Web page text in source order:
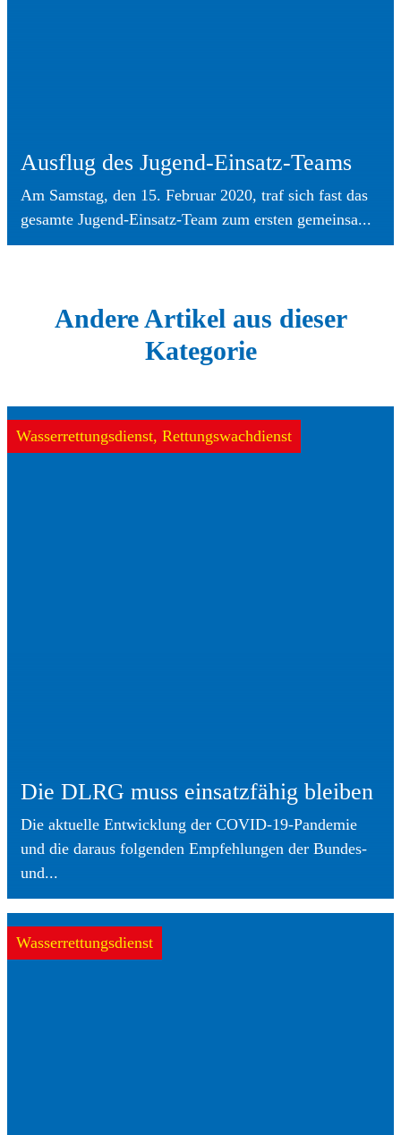
Ausflug des Jugend-Einsatz-Teams
Am Samstag, den 15. Februar 2020, traf sich fast das
gesamte Jugend-Einsatz-Team zum ersten gemeinsa...
Andere Artikel aus dieser
Kategorie
Wasserrettungsdienst, Rettungswachdienst
Die DLRG muss einsatzfähig bleiben
Die aktuelle Entwicklung der COVID-19-Pandemie
und die daraus folgenden Empfehlungen der Bundes-
und...
Wasserrettungsdienst